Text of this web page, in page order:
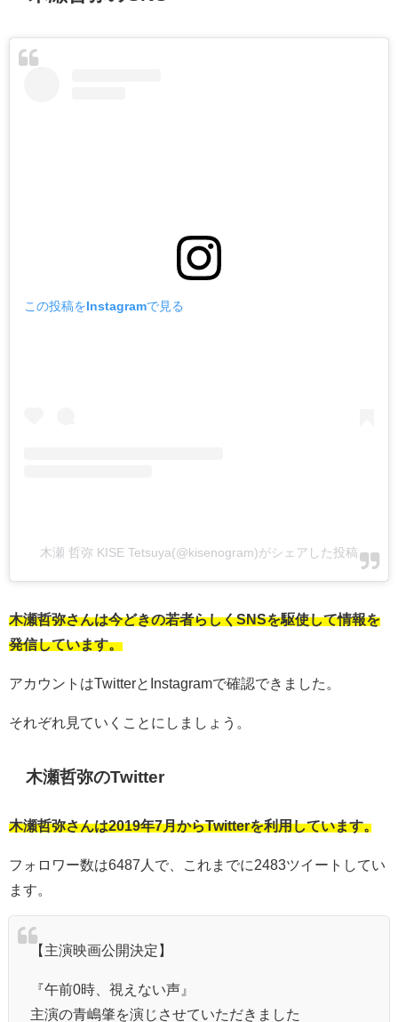
この投稿をInstagramで見る
木瀬 哲弥 KISE Tetsuya(@kisenogram)がシェアした投稿
木瀬哲弥さんは今どきの若者らしくSNSを駆使して情報を
発信しています。
アカウントはTwitterとInstagramで確認できました。
それぞれ見ていくことにしましょう。
木瀬哲弥のTwitter
木瀬哲弥さんは2019年7月からTwitterを利用しています。
フォロワー数は6487人で、これまでに2483ツイートしてい
ます。
【主演映画公開決定】
『午前0時、視えない声』
主演の青嶋肇を演じさせていただきました